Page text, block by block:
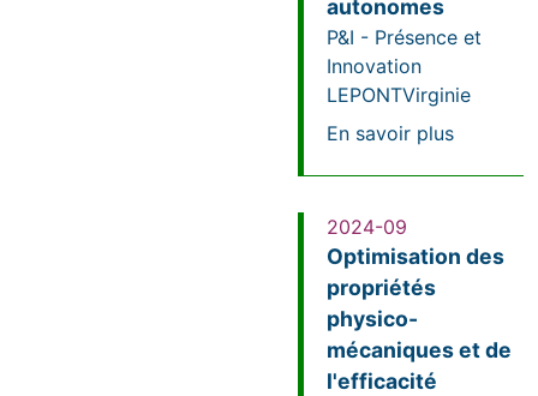
autonomes
P&I - Présence et
Innovation
LEPONTVirginie
En savoir plussur Effet
2024-09
Optimisation des
propriétés
physico-
mécaniques et de
l'efficacité